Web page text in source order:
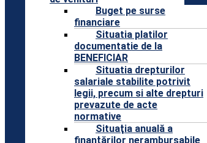
Buget pe surse
financiare
Situatia platilor
documentatie de la
BENEFICIAR
Situatia drepturilor
salariale stabilite potrivit
legii, precum si alte drepturi
prevazute de acte
normative
Situaţia anuală a
finanţărilor nerambursabile